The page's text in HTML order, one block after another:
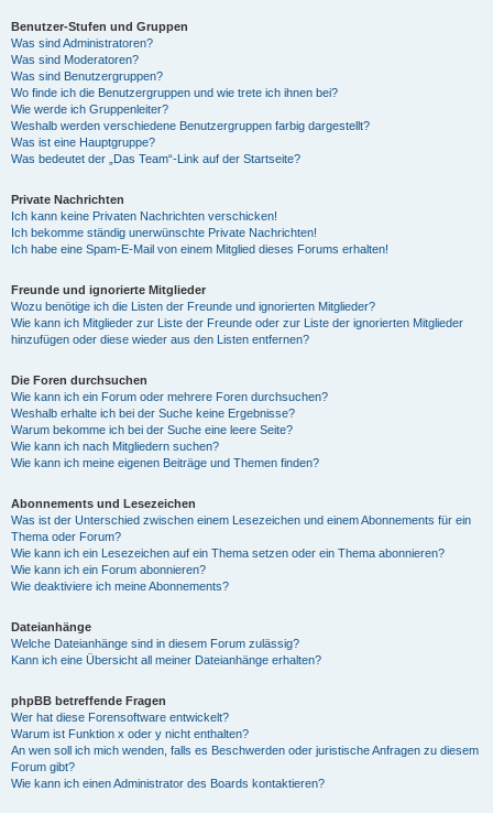
Benutzer-Stufen und Gruppen
Was sind Administratoren?
Was sind Moderatoren?
Was sind Benutzergruppen?
Wo finde ich die Benutzergruppen und wie trete ich ihnen bei?
Wie werde ich Gruppenleiter?
Weshalb werden verschiedene Benutzergruppen farbig dargestellt?
Was ist eine Hauptgruppe?
Was bedeutet der „Das Team“-Link auf der Startseite?
Private Nachrichten
Ich kann keine Privaten Nachrichten verschicken!
Ich bekomme ständig unerwünschte Private Nachrichten!
Ich habe eine Spam-E-Mail von einem Mitglied dieses Forums erhalten!
Freunde und ignorierte Mitglieder
Wozu benötige ich die Listen der Freunde und ignorierten Mitglieder?
Wie kann ich Mitglieder zur Liste der Freunde oder zur Liste der ignorierten Mitglieder
hinzufügen oder diese wieder aus den Listen entfernen?
Die Foren durchsuchen
Wie kann ich ein Forum oder mehrere Foren durchsuchen?
Weshalb erhalte ich bei der Suche keine Ergebnisse?
Warum bekomme ich bei der Suche eine leere Seite?
Wie kann ich nach Mitgliedern suchen?
Wie kann ich meine eigenen Beiträge und Themen finden?
Abonnements und Lesezeichen
Was ist der Unterschied zwischen einem Lesezeichen und einem Abonnements für ein
Thema oder Forum?
Wie kann ich ein Lesezeichen auf ein Thema setzen oder ein Thema abonnieren?
Wie kann ich ein Forum abonnieren?
Wie deaktiviere ich meine Abonnements?
Dateianhänge
Welche Dateianhänge sind in diesem Forum zulässig?
Kann ich eine Übersicht all meiner Dateianhänge erhalten?
phpBB betreffende Fragen
Wer hat diese Forensoftware entwickelt?
Warum ist Funktion x oder y nicht enthalten?
An wen soll ich mich wenden, falls es Beschwerden oder juristische Anfragen zu diesem
Forum gibt?
Wie kann ich einen Administrator des Boards kontaktieren?